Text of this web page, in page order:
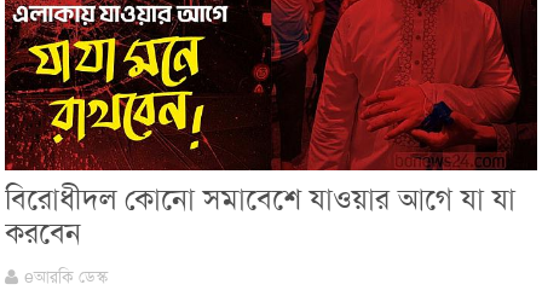
বিরোধীদল কোনো সমাবেশে যাওয়ার আগে যা যা
করবেন
eআরকি ডেস্ক